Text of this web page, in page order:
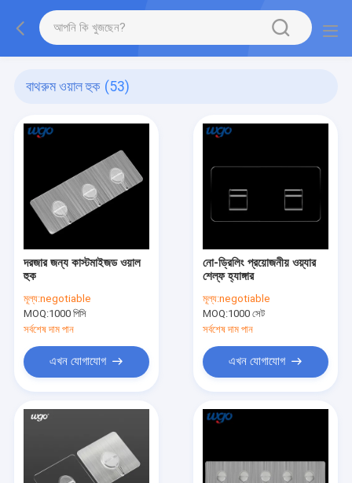
বাথরুম ওয়াল হুক (53)
দরজার জন্য কাস্টমাইজড ওয়াল
হুক
মূল্য:negotiable
MOQ:1000 পিসি
সর্বশেষ দাম পান
এখন যোগাযোগ
নো-ড্রিলিং প্রয়োজনীয় ওয়্যার
শেল্ফ হ্যাঙ্গার
মূল্য:negotiable
MOQ:1000 সেট
সর্বশেষ দাম পান
এখন যোগাযোগ